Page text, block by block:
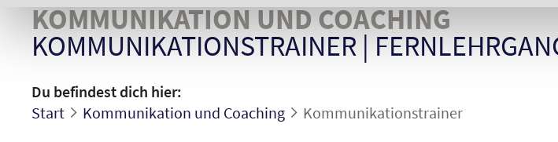
KOMMUNIKATION UND COACHING
KOMMUNIKATIONSTRAINER |
Du befindest dich hier:
Start
Kommunikation und Coaching Kommunikationstrainer